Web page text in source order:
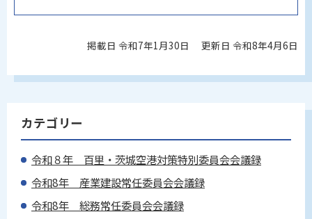
掲載日 令和7年1月30日 更新日 令和8年4月6日
カテゴリー
令和８年 百里・茨城空港対策特別委員会会議録
令和8年 産業建設常任委員会会議録
令和8年 総務常任委員会会議録